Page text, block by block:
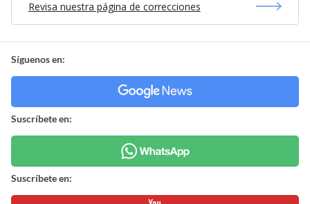
Revisa nuestra página de correcciones
Síguenos en:
Suscríbete en:
Suscríbete en: